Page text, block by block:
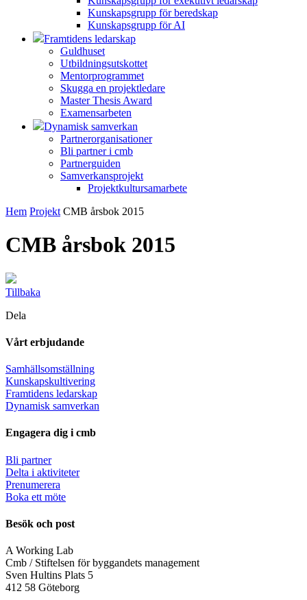
Kunskapsgrupp för beredskap
Kunskapsgrupp för AI
Framtidens ledarskap
Guldhuset
Utbildningsutskottet
Mentorprogrammet
Skugga en projektledare
Master Thesis Award
Examensarbeten
Dynamisk samverkan
Partnerorganisationer
Bli partner i cmb
Partnerguiden
Samverkansprojekt
Projektkultursamarbete
Hem Projekt CMB årsbok 2015
CMB årsbok 2015
Tillbaka
Dela
Vårt erbjudande
Samhällsomställning
Kunskapskultivering
Framtidens ledarskap
Dynamisk samverkan
Engagera dig i cmb
Bli partner
Delta i aktiviteter
Prenumerera
Boka ett möte
Besök och post
A Working Lab
Cmb / Stiftelsen för byggandets management
Sven Hultins Plats 5
412 58 Göteborg